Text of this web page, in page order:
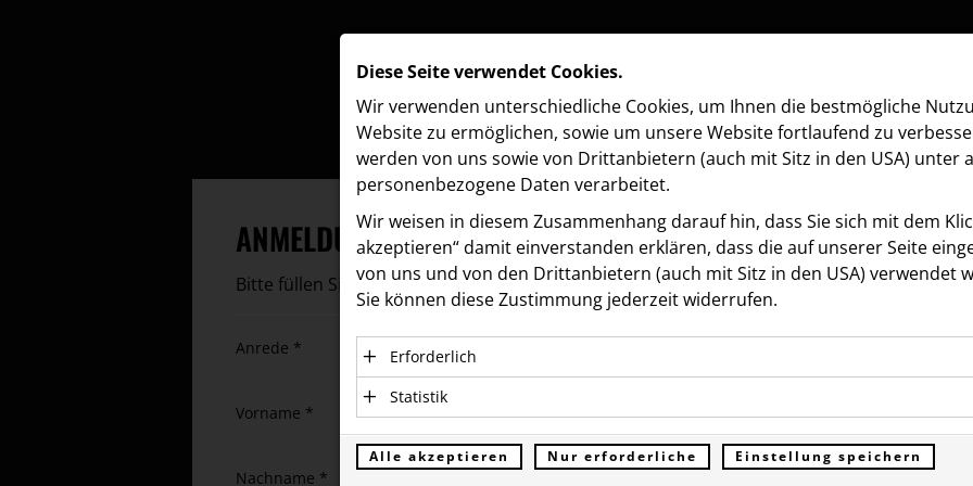
ANMELDUNG
Bitte füllen Sie das nachstehende Formular aus. Die mit * gekennzeichneten Felder sind
Anrede *
Vorname *
Nachname *
E-Mail *
Diese Seite verwendet Cookies.
Wir verwenden unterschiedliche Cookies, um Ihnen die best­mögliche
Website zu ermöglichen, sowie um unsere Website fortlaufend zu
werden von uns sowie von Drittanbietern (auch mit Sitz in den USA) unter
personenbezogene Daten verarbeitet.
Wir weisen in diesem Zusammenhang darauf hin, dass Sie sich mit dem
akzeptieren“ damit ein­ver­standen erklären, dass die auf unserer Seite
von uns und von den Drittanbietern (auch mit Sitz in den USA) verwendet
Sie können diese Zustimmung jederzeit widerrufen.
Erforderlich
Essenzielle Cookies ermöglichen grundlegende Funktionen und sind für
einwandfreie Funktion der Website erforderlich. Diese Cookies
personenbezogenen Daten und werden an keine Dritten übermittelt.
Statistik
Statistik Cookies erfassen Informationen anonym. Diese Informationen
verstehen, wie unsere Besucher unsere Website nutzen.
Alle akzeptieren Nur erforderliche Einstellung speichern